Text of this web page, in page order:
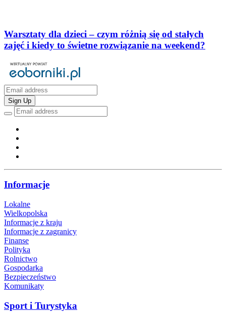
Warsztaty dla dzieci – czym różnią się od stałych
zajęć i kiedy to świetne rozwiązanie na weekend?
Sign Up
Informacje
Lokalne
Wielkopolska
Informacje z kraju
Informacje z zagranicy
Finanse
Polityka
Rolnictwo
Gospodarka
Bezpieczeństwo
Komunikaty
Sport i Turystyka